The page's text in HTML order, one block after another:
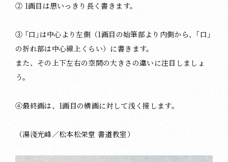
② 1画目は思いっきり長く書きます。
③ ｢口｣は中心より左側（1画目の始筆部より内側から、｢口｣
の折れ部は中心線上くらい）に書きます。
また、その上下左右の空間の大きさの違いに注目しましょ
う。
④最終画は、1画目の横画に対して浅く接します。
（湯淺光峰／松本松栄堂 書道教室）